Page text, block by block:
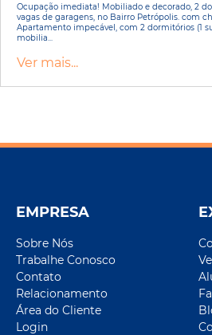
Ocupação imediata! Mobiliado e decorado, 2
vagas de garagens, no Bairro Petrópolis. com
Apartamento impecável, com 2 dormitórios (1
mobilia...
Ver mais...
EMPRESA
Sobre Nós
Trabalhe Conosco
Contato
Relacionamento
Área do Cliente
Login